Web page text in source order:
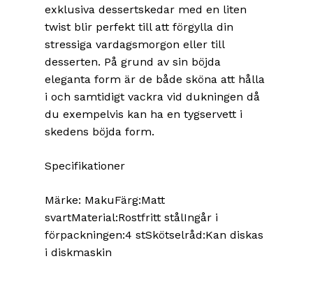
exklusiva dessertskedar med en liten
twist blir perfekt till att förgylla din
stressiga vardagsmorgon eller till
desserten. På grund av sin böjda
eleganta form är de både sköna att hålla
i och samtidigt vackra vid dukningen då
du exempelvis kan ha en tygservett i
skedens böjda form.
Specifikationer
Märke: MakuFärg:Matt
svartMaterial:Rostfritt stålIngår i
förpackningen:4 stSkötselråd:Kan diskas
i diskmaskin